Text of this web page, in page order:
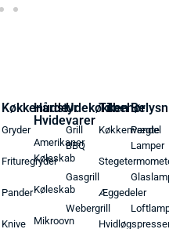
Køkkenudstyr
Gryder
Frituregryder
Pander
Knive
Hårde
Hvidevarer
Amerikaner
Køleskab
Køleskab
Mikroovn
Udekøkken
Grill
BBQ
Gasgrill
Webergrill
Tilbehør
Køkkenvægte
Æggedeler
Pendel
Lamper